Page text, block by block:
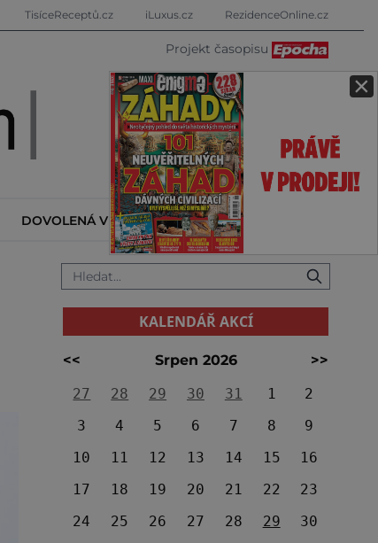
×
TisíceReceptů.cz iLuxus.cz RezidenceOnline.cz
Projekt časopisu
DOVOLENÁ V ZAHRANIČÍ KALENDÁŘ AKCÍ
KALENDÁŘ AKCÍ
<< Srpen 2026
>>
27
28 29 30 31 1
2
3
4 5 6 7 8
9
10
11 12 13 14 15
16
17
18 19 20 21 22
23
24
25 26 27 28 29
30